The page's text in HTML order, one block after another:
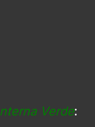
Verde: